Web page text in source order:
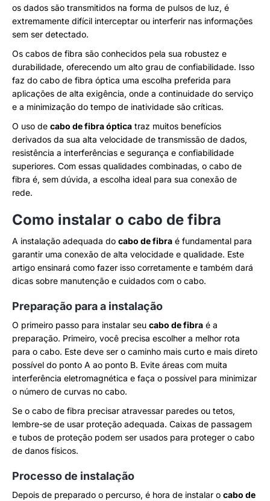
os dados são transmitidos na forma de pulsos de luz, é
extremamente difícil interceptar ou interferir nas informações
sem ser detectado.
Os cabos de fibra são conhecidos pela sua robustez e
durabilidade, oferecendo um alto grau de confiabilidade. Isso
faz do cabo de fibra óptica uma escolha preferida para
aplicações de alta exigência, onde a continuidade do serviço
e a minimização do tempo de inatividade são críticas.
O uso de cabo de fibra óptica traz muitos benefícios
derivados da sua alta velocidade de transmissão de dados,
resistência a interferências e segurança e confiabilidade
superiores. Com essas qualidades combinadas, o cabo de
fibra é, sem dúvida, a escolha ideal para sua conexão de
rede.
Como instalar o cabo de fibra
A instalação adequada do cabo de fibra é fundamental para
garantir uma conexão de alta velocidade e qualidade. Este
artigo ensinará como fazer isso corretamente e também dará
dicas sobre manutenção e cuidados com o cabo.
Preparação para a instalação
O primeiro passo para instalar seu cabo de fibra é a
preparação. Primeiro, você precisa escolher a melhor rota
para o cabo. Este deve ser o caminho mais curto e mais direto
possível do ponto A ao ponto B. Evite áreas com muita
interferência eletromagnética e faça o possível para minimizar
o número de curvas no cabo.
Se o cabo de fibra precisar atravessar paredes ou tetos,
lembre-se de usar proteção adequada. Caixas de passagem
e tubos de proteção podem ser usados para proteger o cabo
de danos físicos.
Processo de instalação
Depois de preparado o percurso, é hora de instalar o cabo de